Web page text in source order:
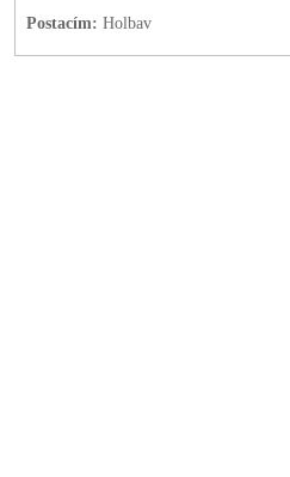
Postacím: Holbav